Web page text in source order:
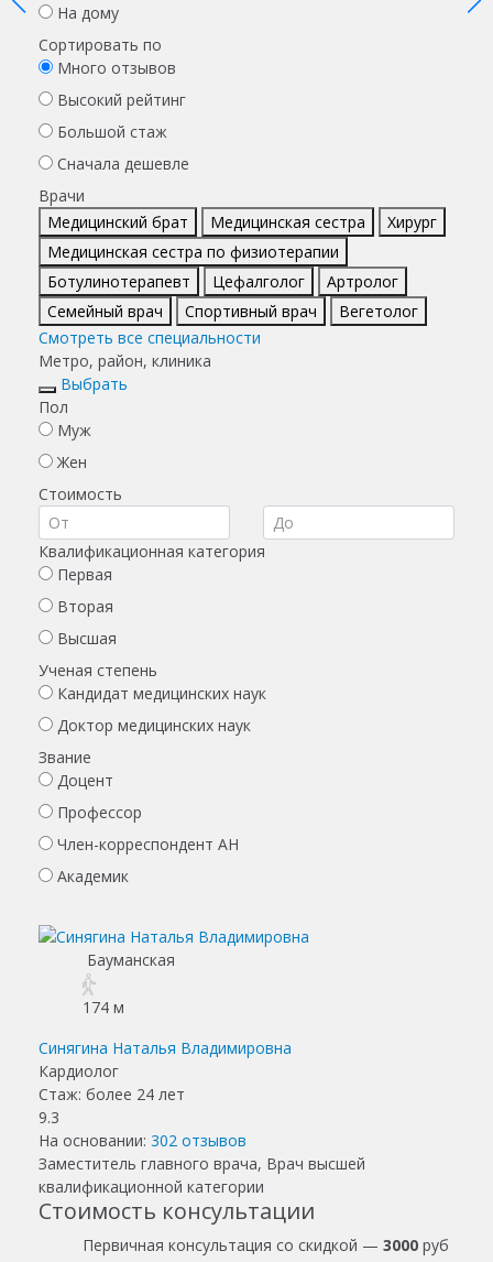
На дому
Сортировать по
Много отзывов
Высокий рейтинг
Большой стаж
Сначала дешевле
Врачи
Медицинский брат
Медицинская сестра
Хирург
Медицинская сестра по физиотерапии
Ботулинотерапевт
Цефалголог
Артролог
Семейный врач
Спортивный врач
Вегетолог
Смотреть все специальности
Метро, район, клиника
Выбрать
Пол
Муж
Жен
Стоимость
Квалификационная категория
Первая
Вторая
Высшая
Ученая степень
Кандидат медицинских наук
Доктор медицинских наук
Звание
Доцент
Профессор
Член-корреспондент АН
Академик
Бауманская
174 м
Синягина Наталья Владимировна
Кардиолог
Стаж: более 24 лет
9.3
На основании: 302 отзывов
Заместитель главного врача, Врач высшей
квалификационной категории
Стоимость консультации
Первичная консультация со скидкой — 3000 руб